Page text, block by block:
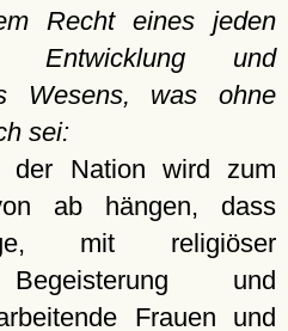
Recht eines jeden
Entwicklung und
Wesens, was ohne
sei:
der Nation wird zum
ab hängen, dass
mit religiöser
Begeisterung und
Frauen und